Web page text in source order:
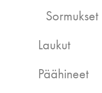
Sormukset
Laukut
Päähineet